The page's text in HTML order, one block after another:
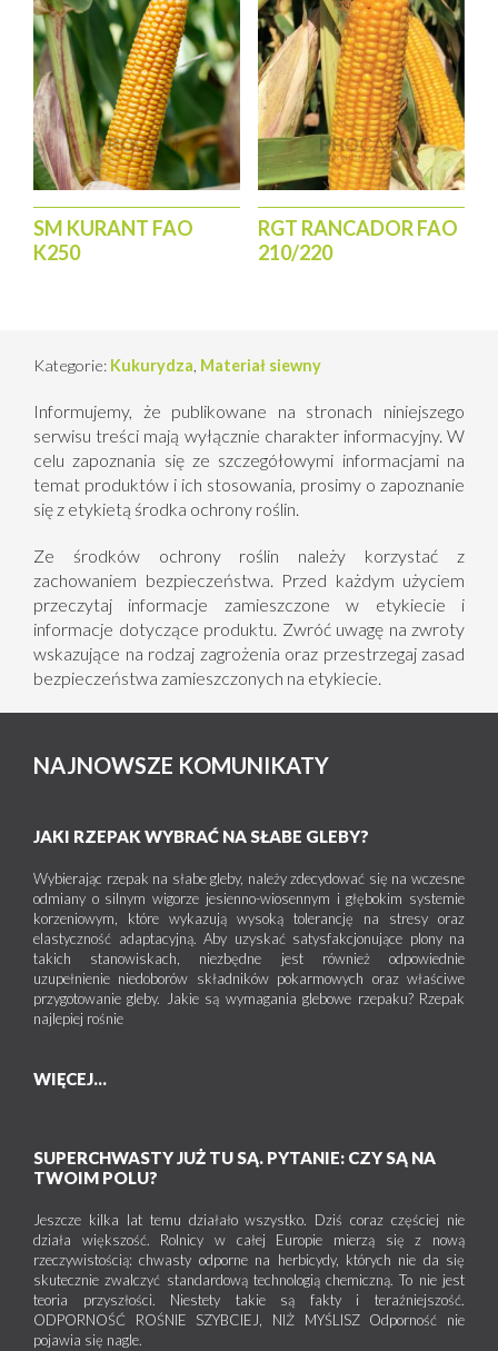
SM KURANT FAO
K250
RGT RANCADOR FAO
210/220
Kategorie: Kukurydza Materiał siewny
Informujemy, że publikowane na stronach niniejszego
serwisu treści mają wyłącznie charakter informacyjny. W
celu zapoznania się ze szczegółowymi informacjami na
temat produktów i ich stosowania, prosimy o zapoznanie
się z etykietą środka ochrony roślin.
Ze środków ochrony roślin należy korzystać z
zachowaniem bezpieczeństwa. Przed każdym użyciem
przeczytaj informacje zamieszczone w etykiecie i
informacje dotyczące produktu. Zwróć uwagę na zwroty
wskazujące na rodzaj zagrożenia oraz przestrzegaj zasad
bezpieczeństwa zamieszczonych na etykiecie.
NAJNOWSZE KOMUNIKATY
JAKI RZEPAK WYBRAĆ NA SŁABE GLEBY?
Wybierając rzepak na słabe gleby, należy zdecydować się na wczesne
odmiany o silnym wigorze jesienno-wiosennym i głębokim systemie
korzeniowym, które wykazują wysoką tolerancję na stresy oraz
elastyczność adaptacyjną. Aby uzyskać satysfakcjonujące plony na
takich stanowiskach, niezbędne jest również odpowiednie
uzupełnienie niedoborów składników pokarmowych oraz właściwe
przygotowanie gleby. Jakie są wymagania glebowe rzepaku? Rzepak
najlepiej rośnie
WIĘCEJ...
SUPERCHWASTY JUŻ TU SĄ. PYTANIE: CZY SĄ NA
TWOIM POLU?
Jeszcze kilka lat temu działało wszystko. Dziś coraz częściej nie
działa większość. Rolnicy w całej Europie mierzą się z nową
rzeczywistością: chwasty odporne na herbicydy, których nie da się
skutecznie zwalczyć standardową technologią chemiczną. To nie jest
teoria przyszłości. Niestety takie są fakty i teraźniejszość.
ODPORNOŚĆ ROŚNIE SZYBCIEJ, NIŻ MYŚLISZ Odporność nie
pojawia się nagle.